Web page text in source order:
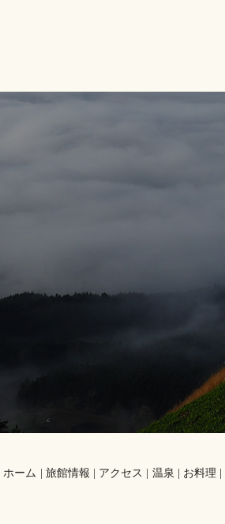
ホーム 旅館情報 アクセス 温泉 お料理